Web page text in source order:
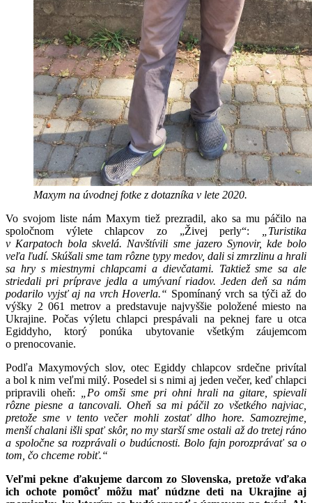
Maxym na úvodnej fotke z dotazníka v lete 2020.
Vo svojom liste nám Maxym tiež prezradil, ako sa mu páčilo na
spoločnom výlete chlapcov zo „Živej perly“:
„Turistika
v Karpatoch bola skvelá. Navštívili sme jazero Synovir, kde bolo
veľa ľudí. Skúšali sme tam rôzne typy medov, dali si zmrzlinu a hrali
sa hry s miestnymi chlapcami a dievčatami. Taktiež sme sa ale
striedali pri príprave jedla a umývaní riadov. Jeden deň sa nám
podarilo vyjsť aj na vrch Hoverla.“ Spomínaný vrch sa týči až do
výšky 2 061 metrov a predstavuje najvyššie položené miesto na
Ukrajine. Počas výletu chlapci prespávali na peknej fare u otca
Egiddyho, ktorý ponúka ubytovanie všetkým záujemcom
o prenocovanie.
Podľa Maxymových slov, otec Egiddy chlapcov srdečne privítal
a bol k nim veľmi milý. Posedel si s nimi aj jeden večer, keď chlapci
pripravili oheň:
„Po omši sme pri ohni hrali na gitare, spievali
rôzne piesne a tancovali. Oheň sa mi páčil zo všetkého najviac,
pretože sme v tento večer mohli zostať dlho hore. Samozrejme,
menší chalani išli spať skôr, no my starší sme ostali až do tretej ráno
a spoločne sa rozprávali o budúcnosti. Bolo fajn porozprávať sa o
tom, čo chceme robiť.“
Veľmi pekne ďakujeme darcom zo Slovenska, pretože vďaka
ich ochote pomôcť môžu mať núdzne deti na Ukrajine aj